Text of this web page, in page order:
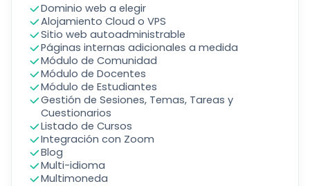
Dominio web a elegir
Alojamiento Cloud o VPS
Sitio web autoadministrable
Páginas internas adicionales a medida
Módulo de Comunidad
Módulo de Docentes
Módulo de Estudiantes
Gestión de Sesiones, Temas, Tareas y
Cuestionarios
Listado de Cursos
Integración con Zoom
Blog
Multi-idioma
Multimoneda